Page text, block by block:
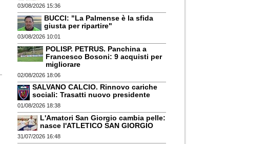
03/08/2026 15:36
BUCCI: "La Palmense è la sfida
giusta per ripartire"
03/08/2026 10:01
POLISP. PETRUS. Panchina a
Francesco Bosoni: 9 acquisti per
migliorare
02/08/2026 18:06
SALVANO CALCIO. Rinnovo cariche
sociali: Trasatti nuovo presidente
01/08/2026 18:38
L'Amatori San Giorgio cambia pelle:
nasce l'ATLETICO SAN GIORGIO
31/07/2026 16:48